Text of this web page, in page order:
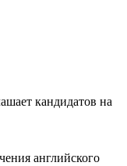
кандидатов на
английского